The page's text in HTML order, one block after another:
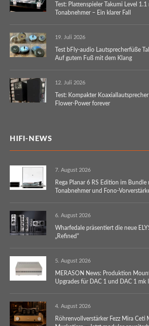
Test: Plattenspieler Takumi Level
Tonabnehmer – Ein klarer Fall
19. Juli 2026
Test bFly-audio Lautsprecherfüße
Auf gutem Fuß mit dem Klang
12. Juli 2026
Test: Kompakter
Flower-Power forever
HIFI-NEWS
7. August 2026
Rega Planar 6 RS Edition im
Tonabnehmer und Fono-
6. August 2026
Wharfedale präsentiert die neue
„Refined“
5. August 2026
MERASON News: Produktion
Upgrades für DAC 1 und DAC 1 mk
4. August 2026
Röhrenvollverstärker Fezz Mira Ceti